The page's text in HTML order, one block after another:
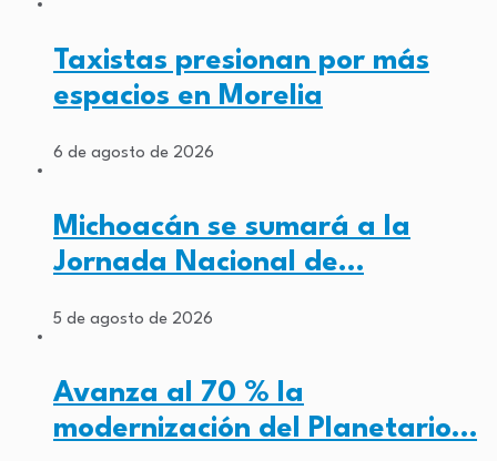
Taxistas presionan por más
espacios en Morelia
6 de agosto de 2026
Michoacán se sumará a la
Jornada Nacional de…
5 de agosto de 2026
Avanza al 70 % la
modernización del Planetario…